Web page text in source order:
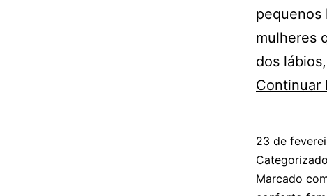
pequenos
mulheres
dos
Continuar
23 de
Marcado